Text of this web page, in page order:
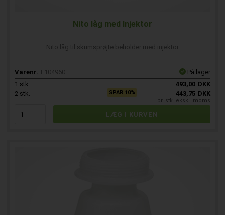
Nito låg med Injektor
Nito låg til skumsprøjte beholder med injektor
Varenr. E104960
På lager
1 stk. 493,00 DKK
2 stk. SPAR 10% 443,75 DKK
pr. stk. ekskl. moms